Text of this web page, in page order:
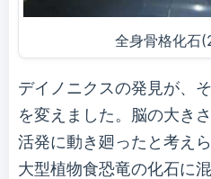
全身骨格化石
デイノニクスの発見が、
を変えました。脳の大き
活発に動き廻ったと考えら
大型植物食恐竜の化石に